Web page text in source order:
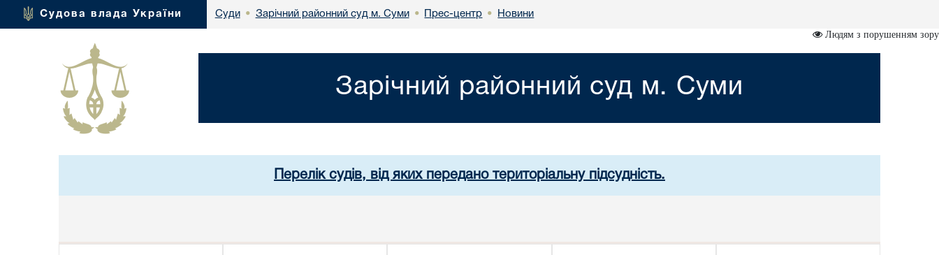
Судова влада України Суди • Зарічний районний суд м. Суми • Прес-центр • Новини
Людям з порушенням зору
Зарічний районний суд м. Суми
Перелік судів, від яких передано територіальну підсудність.